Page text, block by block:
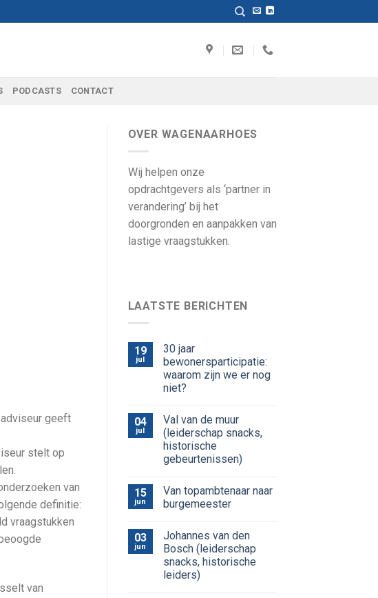
PODCASTS CONTACT
geeft
stelt op
van
definitie:
vraagstukken
van
OVER WAGENAARHOES
Wij helpen onze
opdrachtgevers als ‘partner in
verandering’ bij het
doorgronden en aanpakken van
lastige vraagstukken.
LAATSTE BERICHTEN
19
jul
30 jaar
bewonersparticipatie:
waarom zijn we er nog
niet?
04
jul
Val van de muur
(leiderschap snacks,
historische
gebeurtenissen)
15
jun
Van topambtenaar naar
burgemeester
03
jun
Johannes van den
Bosch (leiderschap
snacks, historische
leiders)